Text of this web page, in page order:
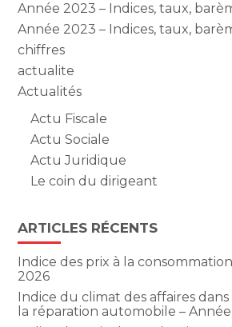
Année 2023 – Indices, taux,
Année 2023 – Indices, taux,
chiffres
actualite
Actualités
Actu Fiscale
Actu Sociale
Actu Juridique
Le coin du dirigeant
ARTICLES RÉCENTS
Indice des prix à la
2026
Indice du climat des affaires
la réparation automobile –